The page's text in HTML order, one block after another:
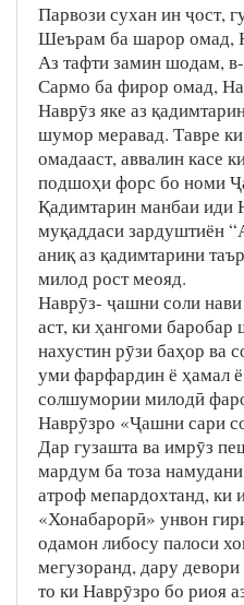
Парвози сухан ин ҷост,
Шеърам ба шарор омад,
Аз тафти замин шодам,
Сармо ба фирор омад,
Наврӯз яке аз
шумор меравад. Тавре
омадааст, аввалин касе
подшоҳи форс бо номи
Қадимтарин манбаи иди
муқаддаси зардуштиён
аниқ аз қадимтарини
милод рост меояд.
Наврӯз- ҷашни соли
аст, ки ҳангоми
нахустин рӯзи баҳор ва
уми фарфардин ё ҳамал
солшумории милодӣ
Наврӯзро «Ҷашни сари
Дар гузашта ва имрӯз
мардум ба тоза
атроф мепардохтанд, ки
«Хонабарорӣ» унвон
одамон либосу палоси
мегузоранд, дару
то ки Наврӯзро бо риоя